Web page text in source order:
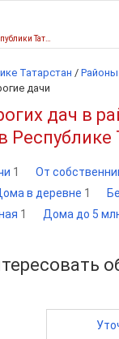
Татарстан / Районы
дачи
дач в
Республике
1 От
в деревне 1
1 Дома до 5